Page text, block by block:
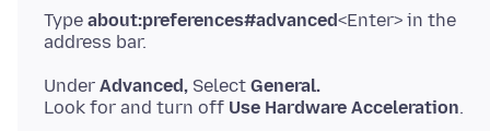
Type about:preferences#advanced<Enter> in the
Under Advanced, Select General.
Look for and turn off Use Hardware Acceleration